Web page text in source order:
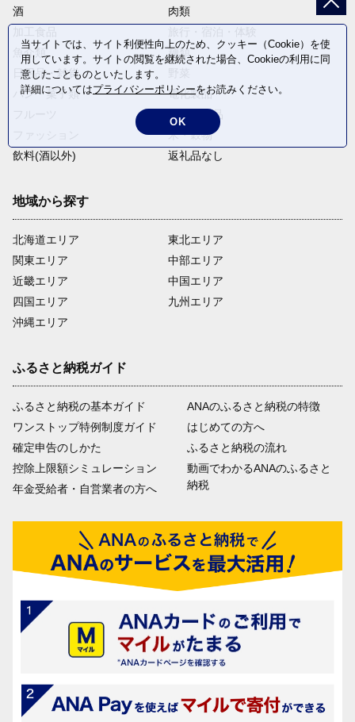
酒
肉類
魚介類
麺類
日用品・雑貨
パン・菓子類
電化製品
卵・乳製品
米・穀物
飲料(酒以外)
返礼品なし
地域から探す
北海道エリア
関東エリア
近畿エリア
四国エリア
沖縄エリア
東北エリア
中部エリア
中国エリア
九州エリア
ふるさと納税ガイド
ふるさと納税の基本ガイド
ワンストップ特例制度ガイド
確定申告のしかた
控除上限額シミュレーション
年金受給者・自営業者の方へ
ANAのふるさと納税の特徴
はじめての方へ
ふるさと納税の流れ
動画でわかるANAのふるさと
納税
当サイトでは、サイト利便性向上のため、クッキー（Cookie）を使
用しています。サイトの閲覧を継続された場合、Cookieの利用に同
意したことものといたします。
詳細についてはプライバシーポリシーをお読みください。
OK